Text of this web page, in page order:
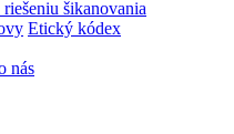
šikanovania
Etický kódex
nás